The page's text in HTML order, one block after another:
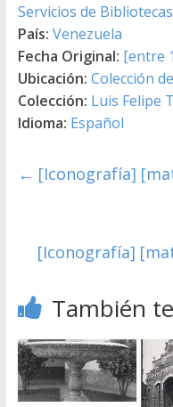
Servicios de Bibliotecas
País: Venezuela
Fecha Original: [entre
Ubicación: Colección
Colección: Luis Felipe
Idioma: Español
← [Iconografía]
[Iconografía]
También